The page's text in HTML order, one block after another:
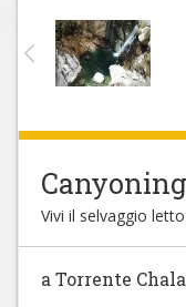
Vivi il selvaggio
a Torrente